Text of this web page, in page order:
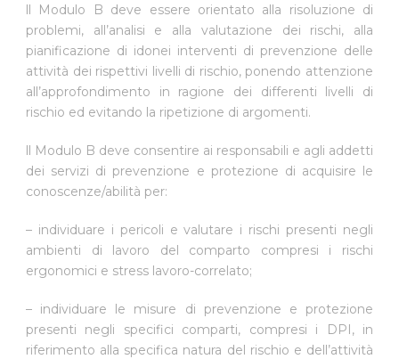
ll Modulo B deve essere orientato alla risoluzione di
problemi, all’analisi e alla valutazione dei rischi, alla
pianificazione di idonei interventi di prevenzione delle
attività dei rispettivi livelli di rischio, ponendo attenzione
all’approfondimento in ragione dei differenti livelli di
rischio ed evitando la ripetizione di argomenti.
ll Modulo B deve consentire ai responsabili e agli addetti
dei servizi di prevenzione e protezione di acquisire le
conoscenze/abilità per:
– individuare i pericoli e valutare i rischi presenti negli
ambienti di lavoro del comparto compresi i rischi
ergonomici e stress lavoro-correlato;
– individuare le misure di prevenzione e protezione
presenti negli specifici comparti, compresi i DPI, in
riferimento alla specifica natura del rischio e dell’attività